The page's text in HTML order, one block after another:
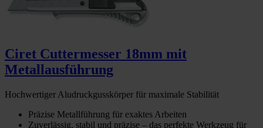
Ciret Cuttermesser 18mm mit
Metallausführung
Hochwertiger Aludruckgusskörper für maximale Stabilität
Präzise Metallführung für exaktes Arbeiten
Zuverlässig, stabil und präzise – das perfekte Werkzeug für